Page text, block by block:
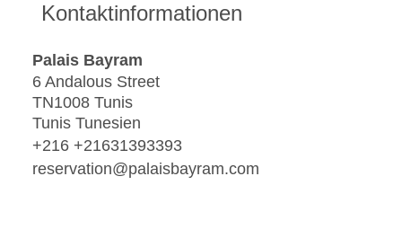
Kontaktinformationen
Palais Bayram
6 Andalous Street
TN1008 Tunis
Tunis Tunesien
+216 +21631393393
reservation@palaisbayram.com